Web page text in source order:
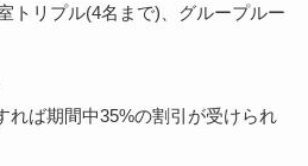
トリプル(4名まで)、グループルー
れば期間中35%の割引が受けられ